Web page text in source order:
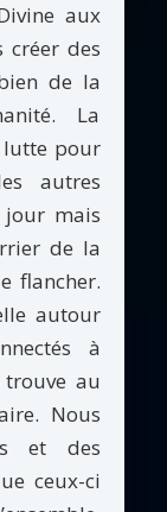
aux
créer des
de la
La
lutte pour
autres
jour mais
de la
flancher.
autour
à
au
Nous
et des
ceux-ci